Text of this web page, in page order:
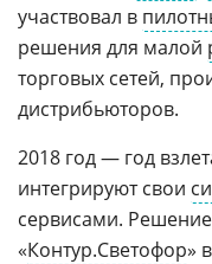
участвовал в
решения для малой
торговых сетей,
дистрибьюторов.
2018 год — год
интегрируют свои
сервисами.
«Контур.Светофор»